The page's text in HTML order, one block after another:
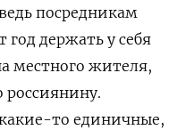
посредникам
год держать у себя
местного жителя,
россиянину.
то единичные,